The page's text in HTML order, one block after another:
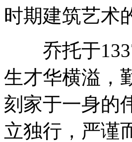
时期建筑艺术
乔托于1337
生才华横溢，
刻家于一身的
立独行，严谨